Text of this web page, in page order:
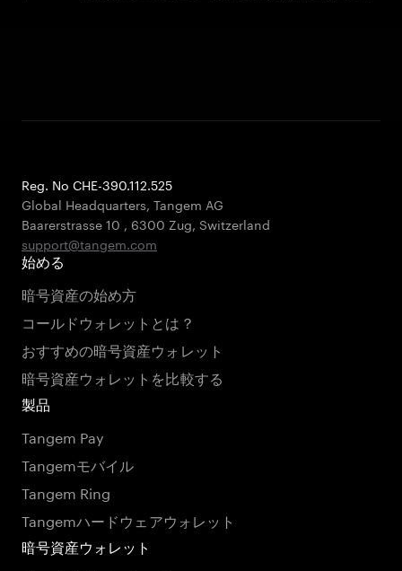
Reg. No CHE-390.112.525
Global Headquarters, Tangem AG
Baarerstrasse 10 , 6300 Zug, Switzerland
support@tangem.com
始める
暗号資産の始め方
コールドウォレットとは？
おすすめの暗号資産ウォレット
暗号資産ウォレットを比較する
製品
Tangem Pay
Tangemモバイル
Tangem Ring
Tangemハードウェアウォレット
暗号資産ウォレット